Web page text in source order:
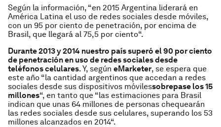
Según la información, “en 2015 Argentina liderará en
América Latina el uso de redes sociales desde móviles,
con un 95 por ciento de penetración, por encima de
Brasil, que llegará al 75,5 por ciento“.
Durante 2013 y 2014 nuestro país superó el 90 por ciento
de penetración en uso de redes sociales desde
teléfonos celulares. Y, según eMarketer, se espera que
este año “la cantidad argentinos que accedan a redes
sociales desde sus dispositivos móvilessobrepase los 15
millones“, en tanto que “las estimaciones para Brasil
indican que unas 64 millones de personas chequearán
las redes sociales desde sus celulares, superando los 53
millones alcanzados en 2014“.